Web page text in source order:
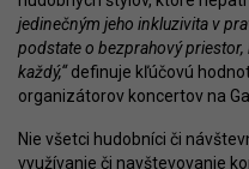
jedinečným jeho inkluzivita v
podstate o bezprahový
každý,“definuje kľúčovú
organizátorov koncertov na
Nie všetci hudobníci či
využívanie či navštevovanie